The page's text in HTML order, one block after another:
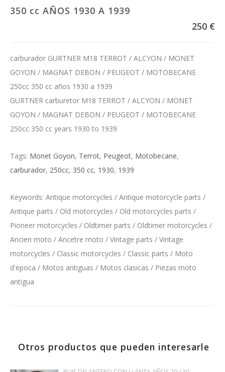
350 cc AÑOS 1930 A 1939
250 €
carburador GURTNER M18 TERROT / ALCYON / MONET
GOYON / MAGNAT DEBON / PEUGEOT / MOTOBECANE
250cc 350 cc años 1930 a 1939
GURTNER carburetor M18 TERROT / ALCYON / MONET
GOYON / MAGNAT DEBON / PEUGEOT / MOTOBECANE
250cc 350 cc years 1930 to 1939
Tags: Monet Goyon, Terrot, Peugeot, Motobecane,
carburador, 250cc, 350 cc, 1930, 1939
Keywords: Antique motorcycles / Antique motorcycle parts /
Antique parts / Old motorcycles / Old motorcycles parts /
Pioneer motorcycles / Oldtimer parts / Oldtimer motorcycles /
Ancien moto / Ancetre moto / Vintage parts / Vintage
motorcycles / Classic motorcycles / Classic parts / Moto
d'epoca / Motos antiguas / Motos clasicas / Piezas moto
antigua
Otros productos que pueden interesarle